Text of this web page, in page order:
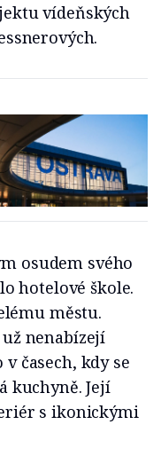
vídeňských
osudem svého
hotelové škole.
městu.
nenabízejí
časech, kdy se
kuchyně. Její
s ikonickými